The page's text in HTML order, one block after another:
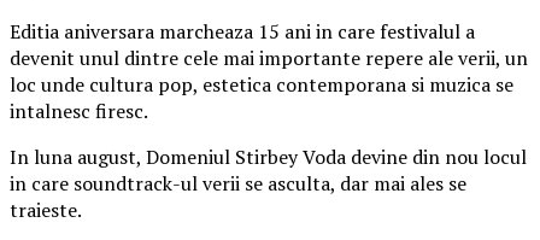
Editia aniversara marcheaza 15 ani in care festivalul a
devenit unul dintre cele mai importante repere ale verii, un
loc unde cultura pop, estetica contemporana si muzica se
intalnesc firesc.
In luna august, Domeniul Stirbey Voda devine din nou locul
in care soundtrack-ul verii se asculta, dar mai ales se
traieste.